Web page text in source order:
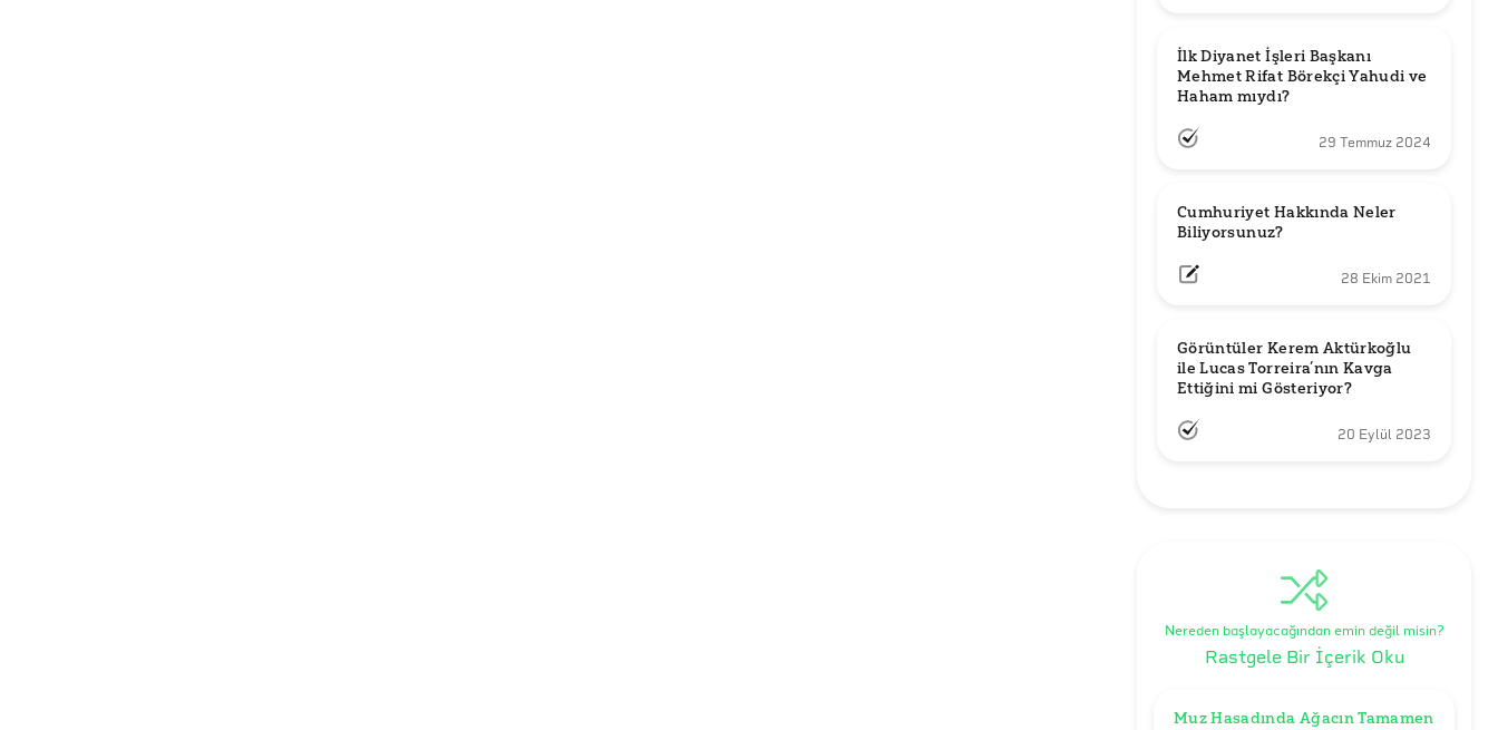
İlk Diyanet İşleri Başkanı
Mehmet Rifat Börekçi Yahudi ve
Haham mıydı?
29 Temmuz 2024
Cumhuriyet Hakkında Neler
Biliyorsunuz?
28 Ekim 2021
Görüntüler Kerem Aktürkoğlu
ile Lucas Torreira’nın Kavga
Ettiğini mi Gösteriyor?
20 Eylül 2023
Nereden başlayacağından emin değil misin?
Rastgele Bir İçerik Oku
Muz Hasadında Ağacın Tamamen